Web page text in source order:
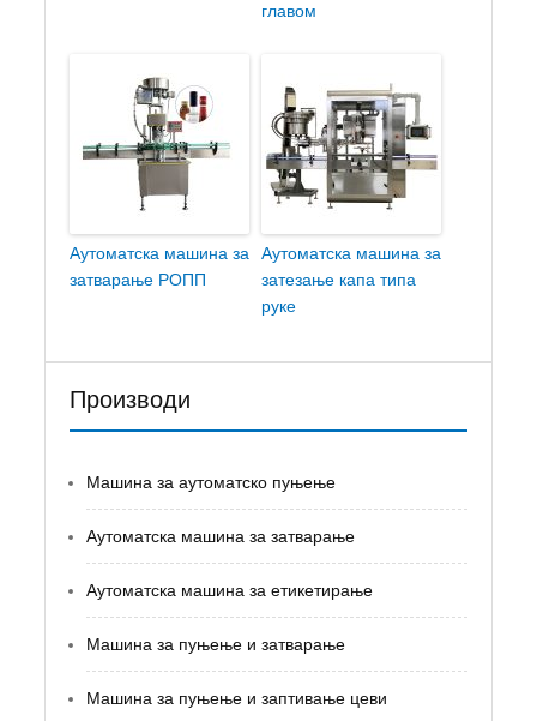
главом
Аутоматска машина за
затварање РОПП
Аутоматска машина за
затезање капа типа
руке
Производи
Машина за аутоматско пуњење
Аутоматска машина за затварање
Аутоматска машина за етикетирање
Машина за пуњење и затварање
Машина за пуњење и заптивање цеви